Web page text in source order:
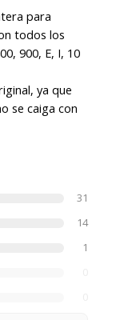
para
todos los
900, E, I, 10
ya que
se caiga con
31
14
1